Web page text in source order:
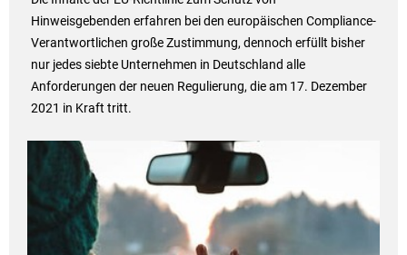
Hinweisgebenden erfahren bei den europäischen Compliance-
Verantwortlichen große Zustimmung, dennoch erfüllt bisher
nur jedes siebte Unternehmen in Deutschland alle
Anforderungen der neuen Regulierung, die am 17. Dezember
2021 in Kraft tritt.